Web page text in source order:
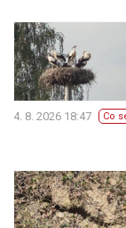
4. 8. 2026 18:47 Co